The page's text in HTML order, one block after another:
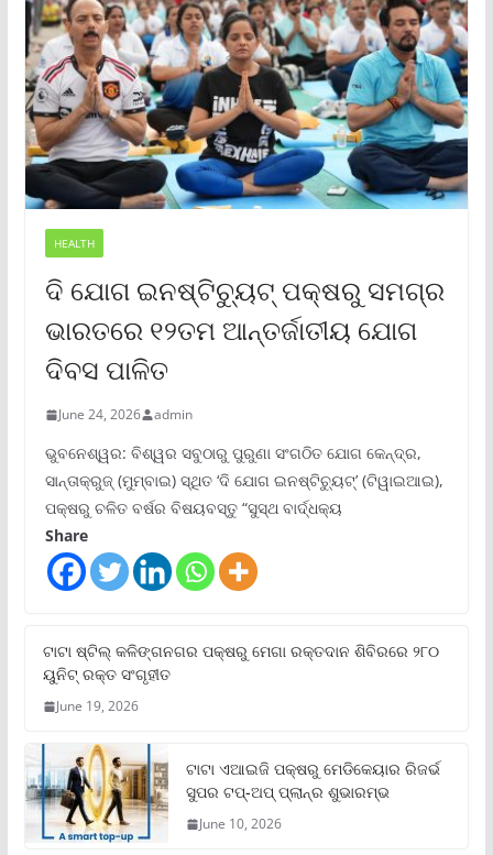
HEALTH
ଦି ଯୋଗ ଇନଷ୍ଟିଚ୍ୟୁଟ୍ ପକ୍ଷରୁ ସମଗ୍ର
ଭାରତରେ ୧୨ତମ ଆନ୍ତର୍ଜାତୀୟ ଯୋଗ
ଦିବସ ପାଳିତ
June 24, 2026 admin
ଭୁବନେଶ୍ୱର: ବିଶ୍ୱର ସବୁଠାରୁ ପୁରୁଣା ସଂଗଠିତ ଯୋଗ କେନ୍ଦ୍ର,
ସାନ୍ତାକ୍ରୁଜ୍ (ମୁମ୍ବାଇ) ସ୍ଥିତ ‘ଦି ଯୋଗ ଇନଷ୍ଟିଚ୍ୟୁଟ୍‌’ (ଟିୱାଇଆଇ),
ପକ୍ଷରୁ ଚଳିତ ବର୍ଷର ବିଷୟବସ୍ତୁ “ସୁସ୍ଥ ବାର୍ଦ୍ଧକ୍ୟ
Share
ଟାଟା ଷ୍ଟିଲ୍‌ କଳିଙ୍ଗନଗର ପକ୍ଷରୁ ମେଗା ରକ୍ତଦାନ ଶିବିରରେ ୨୮୦
ୟୁନିଟ୍‌ ରକ୍ତ ସଂଗୃହୀତ
June 19, 2026
ଟାଟା ଏଆଇଜି ପକ୍ଷରୁ ମେଡିକେୟାର ରିଜର୍ଭ
ସୁପର ଟପ୍‌-ଅପ୍ ପ୍ଲାନ୍‌ର ଶୁଭାରମ୍ଭ
June 10, 2026